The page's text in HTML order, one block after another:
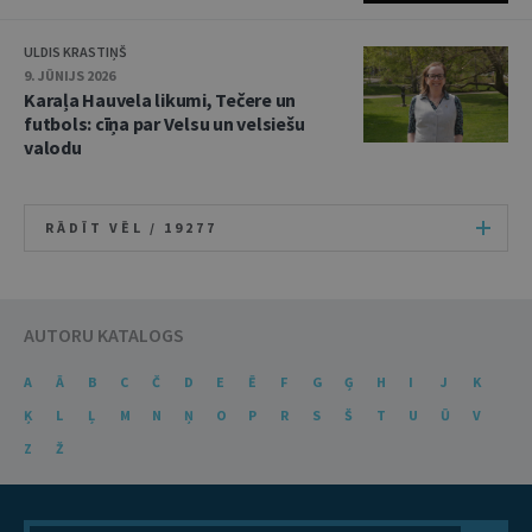
ULDIS KRASTIŅŠ
9. JŪNIJS 2026
Karaļa Hauvela likumi, Tečere un
futbols: cīņa par Velsu un velsiešu
valodu
RĀDĪT VĒL / 19277
AUTORU KATALOGS
A Ā B C Č D E Ē F G Ģ H I J
K
Ķ
L Ļ M N Ņ O P R S Š T U Ū
V
Z
Ž